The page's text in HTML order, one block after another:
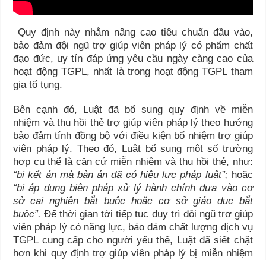
Quy định này nhằm nâng cao tiêu chuẩn đầu vào,
bảo đảm đội ngũ trợ giúp viên pháp lý có phẩm chất
đạo đức, uy tín đáp ứng yêu cầu ngày càng cao của
hoạt động TGPL, nhất là trong hoạt động TGPL tham
gia tố tụng.
Bên cạnh đó, Luật đã bổ sung quy định về miễn
nhiệm và thu hồi thẻ trợ giúp viên pháp lý theo hướng
bảo đảm tính đồng bộ với điều kiện bổ nhiệm trợ giúp
viên pháp lý. Theo đó, Luật bổ sung một số trường
hợp cụ thể là căn cứ miễn nhiệm và thu hồi thẻ, như:
“bị kết án mà bản án đã có hiệu lực pháp luật”; hoặc
“bị áp dụng biện pháp xử lý hành chính đưa vào cơ
sở cai nghiện bắt buộc hoặc cơ sở giáo dục bắt
buộc”. Để thời gian tới tiếp tục duy trì đội ngũ trợ giúp
viên pháp lý có năng lực, bảo đảm chất lượng dịch vụ
TGPL cung cấp cho người yếu thế, Luật đã siết chặt
hơn khi quy định trợ giúp viên pháp lý bị miễn nhiệm